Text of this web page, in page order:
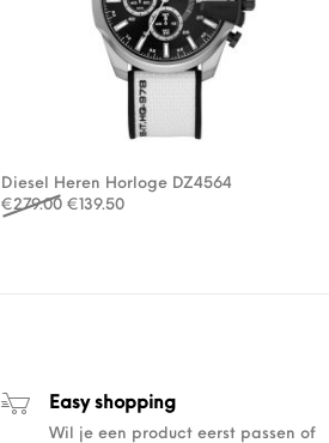
Diesel Heren Horloge DZ4564
€279.00 Oorspronkelijke prijs was: €279.00.
€139.50Huidige prijs is: €139.50.
Easy shopping
Wil je een product eerst passen of